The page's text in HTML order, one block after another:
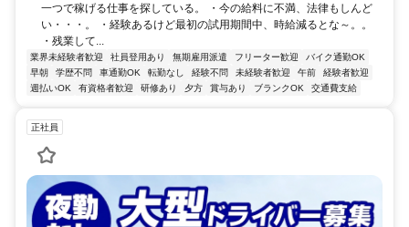
一つで稼げる仕事を探している。 ・今の給料に不満、法律もしんど
い・・・。 ・経験あるけど最初の試用期間中、時給減るとな～。。
・残業して...
業界未経験者歓迎 社員登用あり 無期雇用派遣 フリーター歓迎
バイク通勤OK
早朝
学歴不問 車通勤OK 転勤なし 経験不問 未経験者歓迎 午前
経験者歓迎
週払いOK
有資格者歓迎 研修あり 夕方 賞与あり ブランクOK 交通費支給
正社員